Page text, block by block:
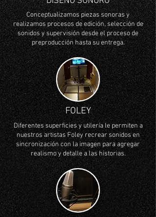
Conceptualizamos piezas sonoras y
realizamos procesos de edición, selección de
sonidos y supervisión desde el proceso de
preproducción hasta su entrega.
FOLEY
Diferentes superficies y utilería le permiten a
nuestros artistas Foley recrear sonidos en
sincronización con la imagen para agregar
realismo y detalle a las historias.